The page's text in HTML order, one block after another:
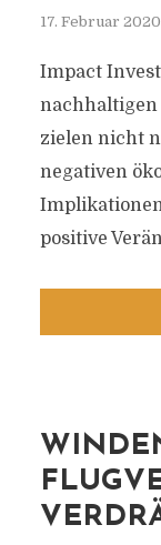
17. Februar 2020
Impact
nachhaltigen
zielen nicht
negativen
positive